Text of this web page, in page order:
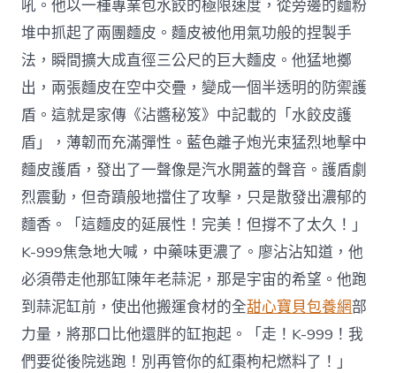
吼。他以一種專業包水餃的極限速度，從旁邊的麵粉
堆中抓起了兩團麵皮。麵皮被他用氣功般的捏製手
法，瞬間擴大成直徑三公尺的巨大麵皮。他猛地擲
出，兩張麵皮在空中交疊，變成一個半透明的防禦護
盾。這就是家傳《沾醬秘笈》中記載的「水餃皮護
盾」，薄韌而充滿彈性。藍色離子炮光束猛烈地擊中
麵皮護盾，發出了一聲像是汽水開蓋的聲音。護盾劇
烈震動，但奇蹟般地擋住了攻擊，只是散發出濃郁的
麵香。「這麵皮的延展性！完美！但撐不了太久！」
K-999焦急地大喊，中藥味更濃了。廖沾沾知道，他
必須帶走他那缸陳年老蒜泥，那是宇宙的希望。他跑
到蒜泥缸前，使出他搬運食材的全甜心寶貝包養網部
力量，將那口比他還胖的缸抱起。「走！K-999！我
們要從後院逃跑！別再管你的紅棗枸杞燃料了！」